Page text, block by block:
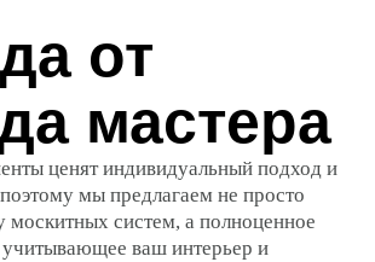
от
мастера
ценят индивидуальный подход и
мы предлагаем не просто
москитных систем, а полноценное
учитывающее ваш интерьер и